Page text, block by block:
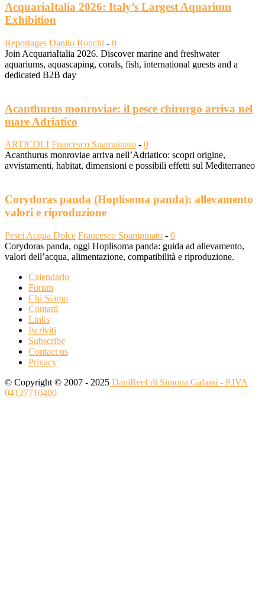
AcquariaItalia 2026: Italy’s Largest Aquarium
Exhibition
Reportages Danilo Ronchi - 0
Join AcquariaItalia 2026. Discover marine and freshwater
aquariums, aquascaping, corals, fish, international guests and a
dedicated B2B day
Acanthurus monroviae: il pesce chirurgo arriva nel
mare Adriatico
ARTICOLI Francesco Spampinato - 0
Acanthurus monroviae arriva nell’Adriatico: scopri origine,
avvistamenti, habitat, dimensioni e possibili effetti sul Mediterraneo
Corydoras panda (Hoplisoma panda): allevamento
valori e riproduzione
Pesci Acqua Dolce Francesco Spampinato - 0
Corydoras panda, oggi Hoplisoma panda: guida ad allevamento,
valori dell’acqua, alimentazione, compatibilità e riproduzione.
Calendario
Forum
Chi Siamo
Contatti
Links
Iscriviti
Subscribe
Contact us
Privacy
© Copyright © 2007 - 2025 DaniReef di Simona Galassi - P.IVA
04127710400